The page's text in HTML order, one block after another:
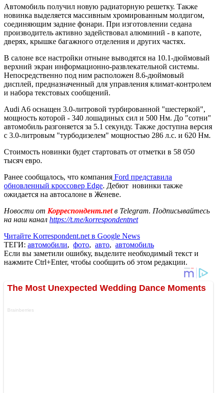
Автомобиль получил новую радиаторную решетку. Также
новинка выделяется массивным хромированным молдигом,
соединяющим задние фонари. При изготовлении седана
производитель активно задействовал алюминий - в капоте,
дверях, крышке багажного отделения и других частях.
В салоне все настройки отныне выводятся на 10.1-дюймовый
верхний экран информационно-развлекательной системы.
Непосредственно под ним расположен 8.6-дюймовый
дисплей, предназначенный для управления климат-контролем
и набора текстовых сообщений.
Audi A6 оснащен 3.0-литровой турбированной "шестеркой",
мощность которой - 340 лошадиных сил и 500 Нм. До "сотни"
автомобиль разгоняется за 5.1 секунду. Также доступна версия
с 3.0-литровым "турбодизелем" мощностью 286 л.с. и 620 Нм.
Стоимость новинки будет стартовать от отметки в 58 050
тысяч евро.
Ранее сообщалось, что компания Ford представила
обновленный кроссовер Edge. Дебют новинки также
ожидается на автосалоне в Женеве.
Новости от Корреспондент.netв Telegram. Подписывайтесь
на наш канал https://t.me/korrespondentnet
Читайте Korrespondent.net в Google News
ТЕГИ: автомобили, фото, авто, автомобиль
Если вы заметили ошибку, выделите необходимый текст и
нажмите Ctrl+Enter, чтобы сообщить об этом редакции.